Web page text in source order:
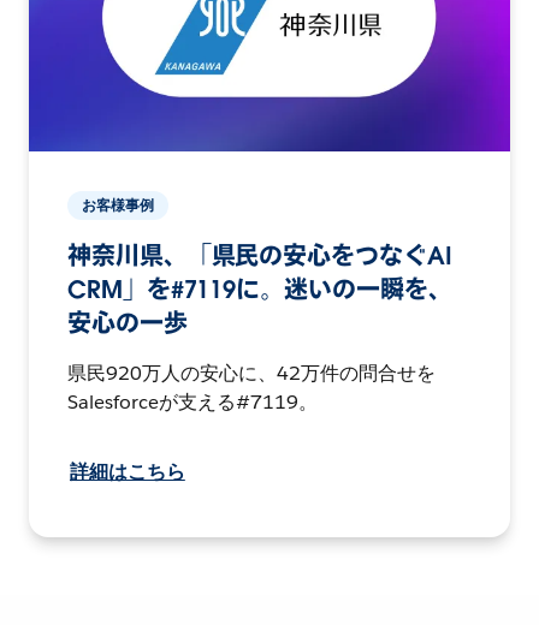
お客様事例
神奈川県、「県民の安心をつなぐAI
CRM」を#7119に。迷いの一瞬を、
安心の一歩
県民920万人の安心に、42万件の問合せを
Salesforceが支える#7119。
詳細はこちら